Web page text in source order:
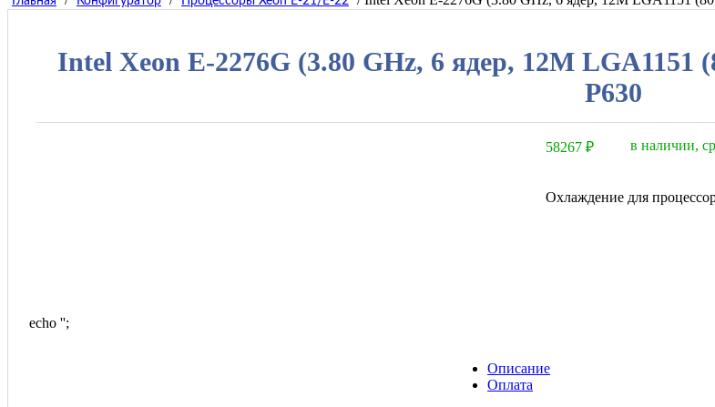
Intel Xeon E-2276G (3.80 GHz, 6 ядер, 12M LGA1151
P630
58267 ₽ в наличии,
Охлаждение для
echo '';
Описание
Оплата